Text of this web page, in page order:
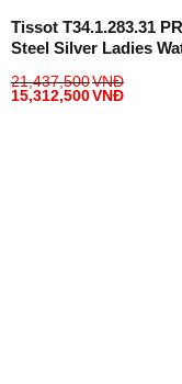
Tissot T34.1.283.31
Steel Silver Ladies
21,437,500VNĐ
15,312,500VNĐ